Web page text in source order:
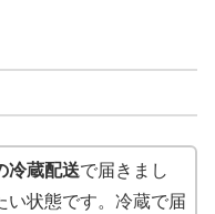
冷蔵配送で届きまし
い状態です。冷蔵で届